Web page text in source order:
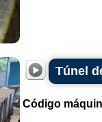
Túnel
Código